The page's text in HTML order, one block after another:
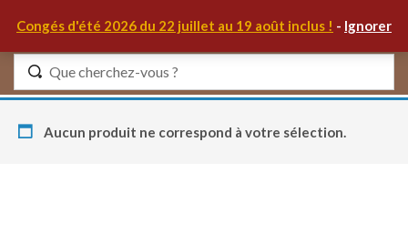
Congés d'été 2026 du 22 juillet au 19 août inclus ! - Ignorer
Aucun produit ne correspond à votre sélection.
Identifiez-vous